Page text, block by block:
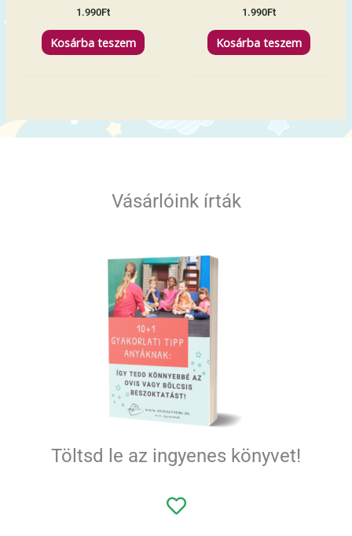
1.990Ft
Kosárba teszem
1.990Ft
Kosárba teszem
Vásárlóink írták
Töltsd le az ingyenes könyvet!